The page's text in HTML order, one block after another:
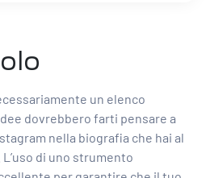
un elenco
dovrebbero farti pensare a
nella biografia che hai al
di uno strumento